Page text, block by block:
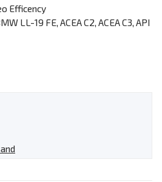
Efficency
LL-19 FE, ACEA C2, ACEA C3, API